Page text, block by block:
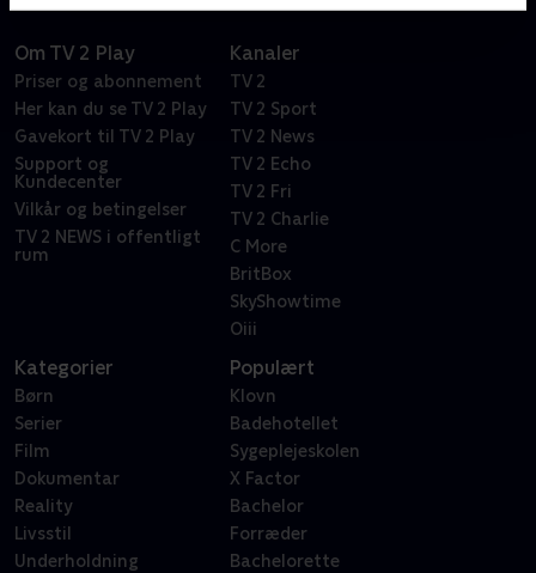
Om TV 2 Play
Priser og abonnement
Her kan du se TV 2 Play
Gavekort til TV 2 Play
Support og
Kundecenter
Vilkår og betingelser
TV 2 NEWS i offentligt
rum
Kanaler
TV 2
TV 2 Sport
TV 2 News
TV 2 Echo
TV 2 Fri
TV 2 Charlie
C More
BritBox
SkyShowtime
Oiii
Kategorier
Børn
Serier
Film
Dokumentar
Reality
Livsstil
Underholdning
Populært
Klovn
Badehotellet
Sygeplejeskolen
X Factor
Bachelor
Forræder
Bachelorette